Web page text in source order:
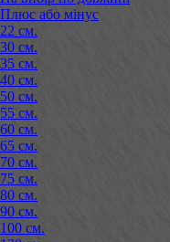
Плюс або мінус
22 см.
30 см.
35 см.
40 см.
50 см.
55 см.
60 см.
65 см.
70 см.
75 см.
80 см.
90 см.
100 см.